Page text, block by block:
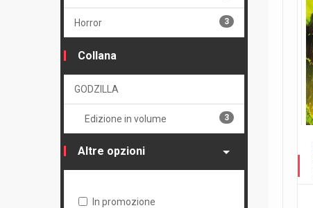
Horror 3
Collana
GODZILLA
Edizione in volume 3
Altre opzioni
In promozione